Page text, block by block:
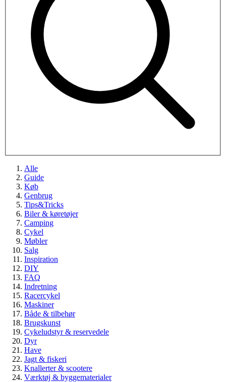
10 gode brugte familiebiler under
100.000 kr.
Guide
Køb
Alle
Guide
Køb
Genbrug
Tips&Tricks
Biler & køretøjer
Camping
Cykel
Møbler
Salg
Inspiration
DIY
FAQ
Indretning
Racercykel
Maskiner
Både & tilbehør
Brugskunst
Cykeludstyr & reservedele
Dyr
Have
Jagt & fiskeri
Knallerter & scootere
Værktøj & byggematerialer